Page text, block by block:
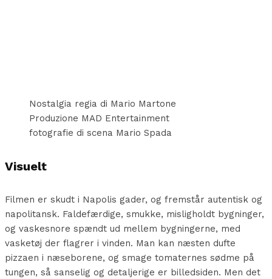
Nostalgia regia di Mario Martone
Produzione MAD Entertainment
fotografie di scena Mario Spada
Visuelt
Filmen er skudt i Napolis gader, og fremstår autentisk og
napolitansk. Faldefærdige, smukke, misligholdt bygninger,
og vaskesnore spændt ud mellem bygningerne, med
vasketøj der flagrer i vinden. Man kan næsten dufte
pizzaen i næseborene, og smage tomaternes sødme på
tungen, så sanselig og detaljerige er billedsiden. Men det